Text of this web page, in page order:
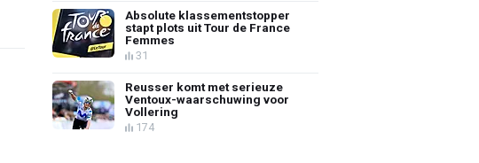
Absolute klassementstopper
stapt plots uit Tour de France
Femmes
31
Reusser komt met serieuze
Ventoux-waarschuwing voor
Vollering
174